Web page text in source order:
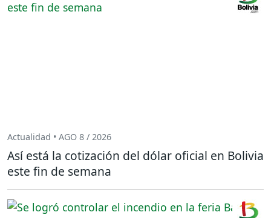
Actualidad • AGO 8 / 2026
Así está la cotización del dólar oficial en Bolivia
este fin de semana